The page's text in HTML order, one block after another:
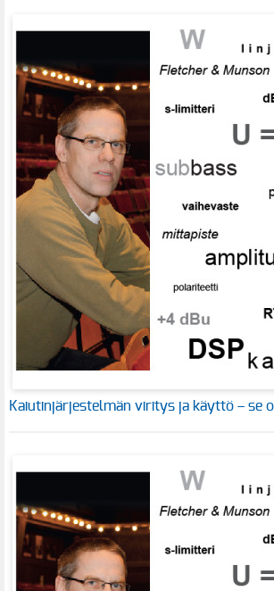
Kaiutinjärjestelmän viritys ja käyttö – se